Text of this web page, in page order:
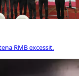
RMB excessit.